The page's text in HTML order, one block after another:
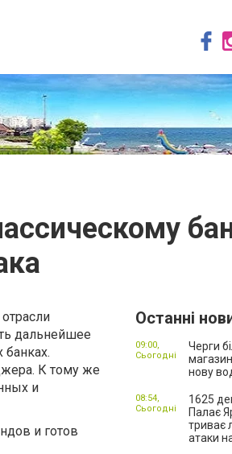
дальнейшее
К тому же
и
и готов
Останні
Черги
нову
09:00,
Сьогодні
1625
Палає
триває
атаки
08:54,
Сьогодні